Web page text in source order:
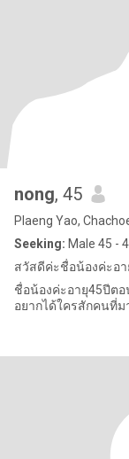
nong, 45
Plaeng Yao,
Seeking: Male 45 -
สวัสดีค่ะชื่อน้องค่ะอา
ชื่อน้องค่ะอายุ45ปีต
อยากได้ใครสักคนที่